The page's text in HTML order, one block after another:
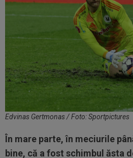
Edvinas Gertmonas / Foto: Sportpictures
În mare parte, în meciurile
bine, că a fost schimbul ăsta